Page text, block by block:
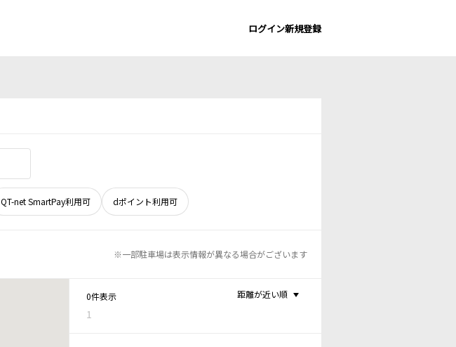
ログイン新規登録
QT-net SmartPay利用可 dポイント利用可
※一部駐車場は表示情報が異なる場合がございます
0件表示
1
距離が近い順